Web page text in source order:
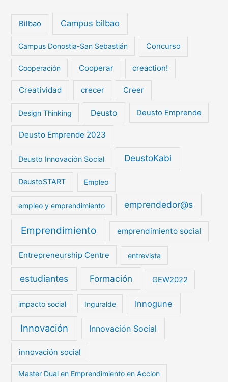
Bilbao Campus bilbao
Campus Donostia-San Sebastián Concurso
Cooperación Cooperar creaction!
Creatividad crecer Creer
Design Thinking Deusto Deusto Emprende
Deusto Emprende 2023
Deusto Innovación Social DeustoKabi
DeustoSTART Empleo
empleo y emprendimiento emprendedor@s
Emprendimiento emprendimiento social
Entrepreneurship Centre entrevista
estudiantes Formación GEW2022
impacto social Inguralde Innogune
Innovación Innovación Social
innovación social
Master Dual en Emprendimiento en Accion